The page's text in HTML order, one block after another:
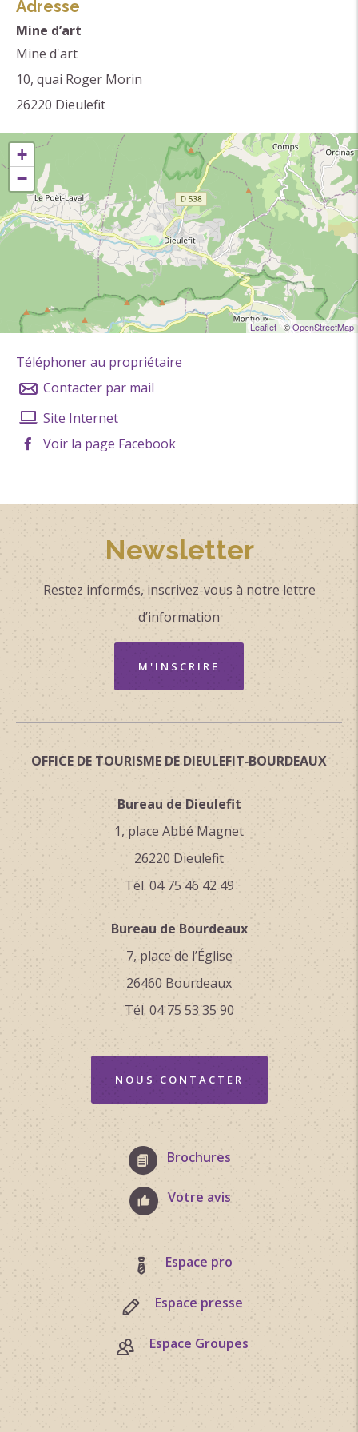
Adresse
Mine d’art
Mine d'art
10, quai Roger Morin
26220 Dieulefit
+
−
Leaflet | ©OpenStreetMap
Téléphoner au propriétaire
Contacter par mail
Site Internet
Voir la page Facebook
Newsletter
Restez informés, inscrivez-vous à notre lettre
d’information
M'INSCRIRE
OFFICE DE TOURISME DE DIEULEFIT‑BOURDEAUX
Bureau de Dieulefit
1, place Abbé Magnet
26220 Dieulefit
Tél. 04 75 46 42 49
Bureau de Bourdeaux
7, place de l’Église
26460 Bourdeaux
Tél. 04 75 53 35 90
NOUS CONTACTER
Brochures
Votre avis
Espace pro
Espace presse
Espace Groupes